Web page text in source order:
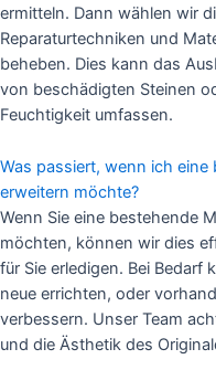
ermitteln. Dann wählen wir
Reparaturtechniken und
beheben. Dies kann das
von beschädigten Steinen
Feuchtigkeit umfassen.
Was passiert, wenn ich
erweitern möchte?
Wenn Sie eine bestehende
möchten, können wir dies
für Sie erledigen. Bei Bedarf
neue errichten, oder
verbessern. Unser Team
und die Ästhetik des